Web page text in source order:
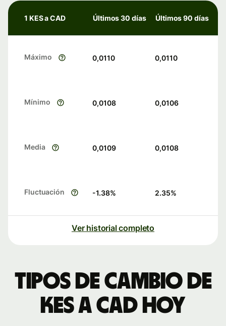
1 KES a CAD Últimos 30 días Últimos 90 días
Máximo 0,0110 0,0110
Mínimo 0,0108 0,0106
Media 0,0109 0,0108
Fluctuación -1.38% 2.35%
Ver historial completo
Tipos de cambio de
KES a CAD hoy